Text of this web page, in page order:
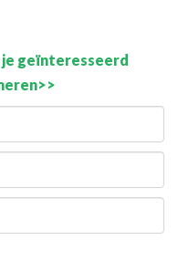
je geïnteresseerd